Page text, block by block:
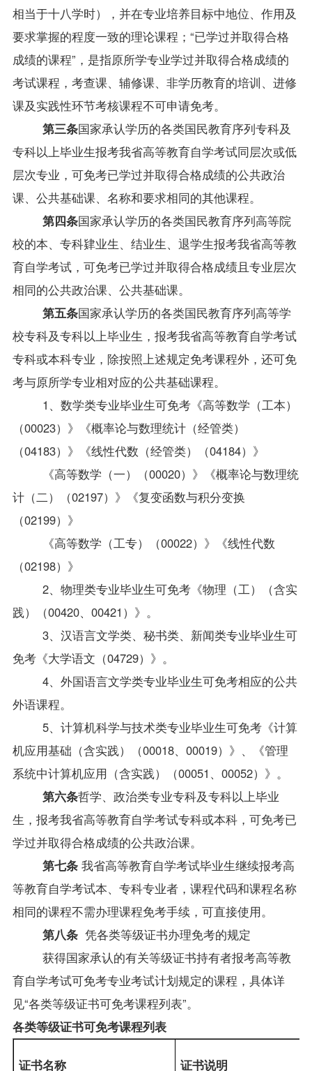
相当于十八学时），并在专业培养目标中地位、作用及
要求掌握的程度一致的理论课程；“已学过并取得合格
成绩的课程”，是指原所学专业学过并取得合格成绩的
考试课程，考查课、辅修课、非学历教育的培训、进修
课及实践性环节考核课程不可申请免考。
第三条国家承认学历的各类国民教育序列专科及
专科以上毕业生报考我省高等教育自学考试同层次或低
层次专业，可免考已学过并取得合格成绩的公共政治
课、公共基础课、名称和要求相同的其他课程。
第四条国家承认学历的各类国民教育序列高等院
校的本、专科肄业生、结业生、退学生报考我省高等教
育自学考试，可免考已学过并取得合格成绩且专业层次
相同的公共政治课、公共基础课。
第五条国家承认学历的各类国民教育序列高等学
校专科及专科以上毕业生，报考我省高等教育自学考试
专科或本科专业，除按照上述规定免考课程外，还可免
考与原所学专业相对应的公共基础课程。
1 、数学类专业毕业生可免考《高等数学（工本）
（00023）》《概率论与数理统计（经管类）
（04183）》《线性代数（经管类）（04184）》
《高等数学（一）（00020）》《概率论与数理统
计（二）（02197）》《复变函数与积分变换
（02199）》
《高等数学（工专）（00022）》《线性代数
（02198）》
2、物理类专业毕业生可免考《物理（工）（含实
践）
（00420、00421） 》。
3、汉语言文学类、秘书类、新闻类专业毕业生可
免考《大学语文（04729）》。
4、外国语言文学类专业毕业生可免考相应的公共
外语课程。
5、计算机科学与技术类专业毕业生可免考《计算
机应用基础（含实践）
（00018、00019） 》、《管理
系统中计算机应用（含实践）
（00051、00052） 》。
第六条哲学、政治类专业专科及专科以上毕业
生，报考我省高等教育自学考试专科或本科，可免考已
学过并取得合格成绩的公共政治课。
第七条我省高等教育自学考试毕业生继续报考高
等教育自学考试本、专科专业者，课程代码和课程名称
相同的课程不需办理课程免考手续，可直接使用。
第八条凭各类等级证书办理免考的规定
获得国家承认的有关等级证书持有者报考高等教
育自学考试可免考专业考试计划规定的课程，具体详
见“各类等级证书可免考课程列表”。
各类等级证书可免考课程列表
证书名称 证书说明